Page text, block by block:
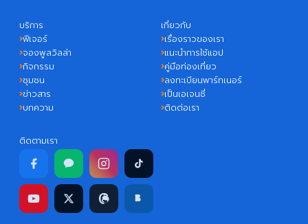
บริการ
ฟีเจอร์
จองพูลวิลล่า
กิจกรรม
ชุมชน
ข่าวสาร
บทความ
เกี่ยวกับ
เรื่องราวของเรา
แนะนำการใช้แอป
คู่มือท่องเที่ยว
ลงทะเบียนพาร์ทเนอร์
เป็นเอเจนซี่
ติดต่อเรา
ติดตามเรา